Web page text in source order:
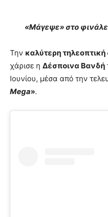
«Μάγεψε» στο φινάλε
Την καλύτερη τηλεοπτική
χάρισε η Δέσποινα Βανδή
Ιουνίου, μέσα από την
Mega».